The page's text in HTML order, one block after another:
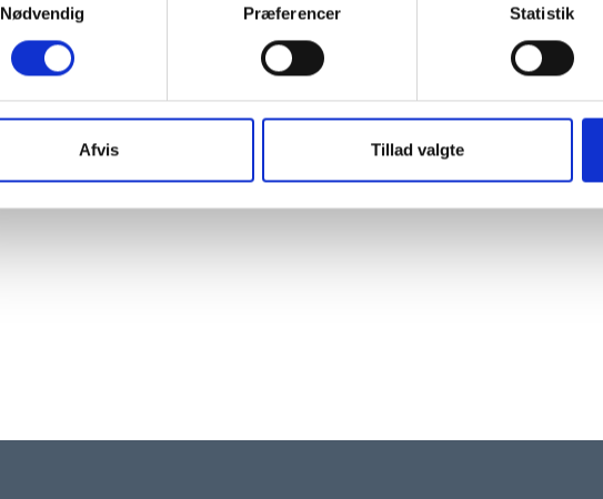
Nødvendig
Præferencer Statistik
Afvis Tillad valgte